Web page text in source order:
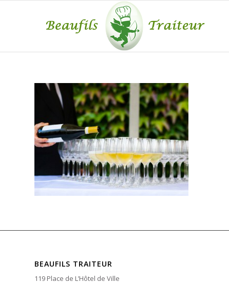
BEAUFILS TRAITEUR
119 Place de L’Hôtel de Ville